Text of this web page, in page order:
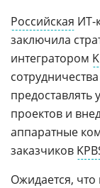
Российская ИТ-
заключила
интегратором
сотрудничества
предоставлять
проектов и
аппаратные
заказчиков
Ожидается,